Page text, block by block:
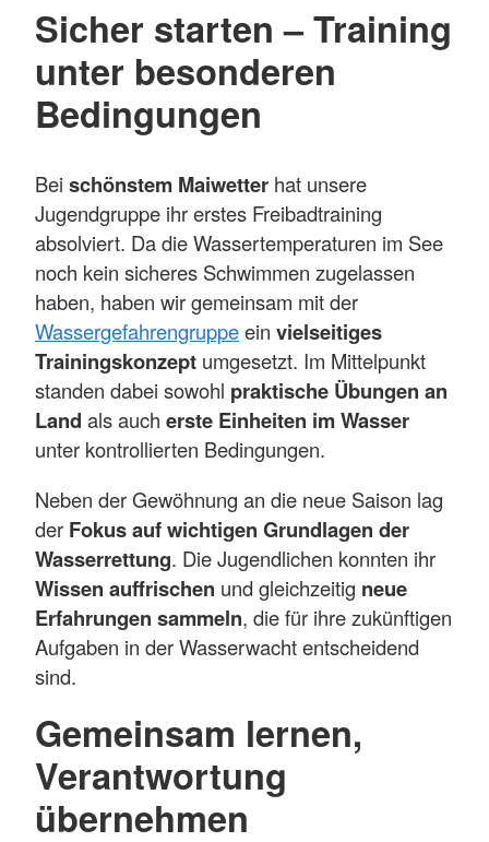
Sicher starten – Training
unter besonderen
Bedingungen
Bei schönstem Maiwetter hat unsere
Jugendgruppe ihr erstes Freibadtraining
absolviert. Da die Wassertemperaturen im See
noch kein sicheres Schwimmen zugelassen
haben, haben wir gemeinsam mit der
Wassergefahrengruppeein vielseitiges
Trainingskonzept umgesetzt. Im Mittelpunkt
standen dabei sowohl praktische Übungen an
Land als auch erste Einheiten im Wasser
unter kontrollierten Bedingungen.
Neben der Gewöhnung an die neue Saison lag
der Fokus auf wichtigen Grundlagen der
Wasserrettung. Die Jugendlichen konnten ihr
Wissen auffrischen und gleichzeitig neue
Erfahrungen sammeln, die für ihre zukünftigen
Aufgaben in der Wasserwacht entscheidend
sind.
Gemeinsam lernen,
Verantwortung
übernehmen